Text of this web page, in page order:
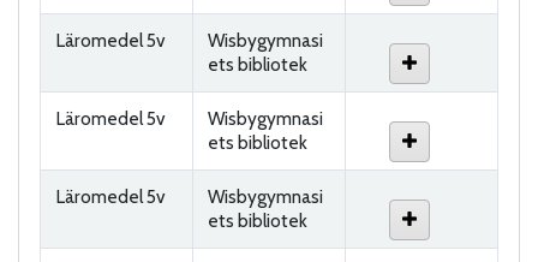
Läromedel 5v
Wisbygymnasi
ets bibliotek
Läromedel 5v
Wisbygymnasi
ets bibliotek
Läromedel 5v
Wisbygymnasi
ets bibliotek